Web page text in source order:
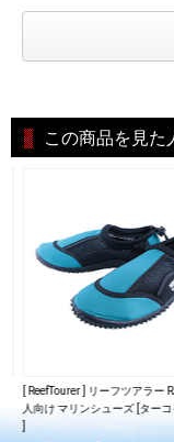
この商品を見た
[ ReefTourer ] リーフツアラー
人向け マリンシューズ [ター